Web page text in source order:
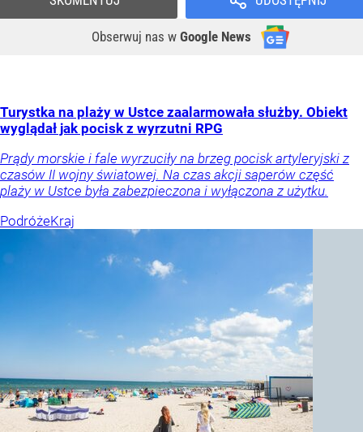
Obserwuj nas w Google News
Turystka na plaży w Ustce zaalarmowała służby. Obiekt
wyglądał jak pocisk z wyrzutni RPG
Prądy morskie i fale wyrzuciły na brzeg pocisk artyleryjski z
czasów II wojny światowej. Na czas akcji saperów część
plaży w Ustce była zabezpieczona i wyłączona z użytku.
PodróżeKraj